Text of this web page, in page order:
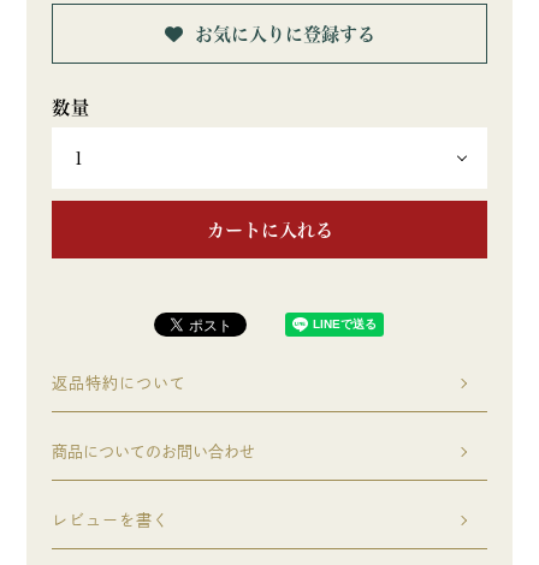
お気に入りに登録する
カートに入れる
返品特約について
商品についてのお問い合わせ
レビューを書く